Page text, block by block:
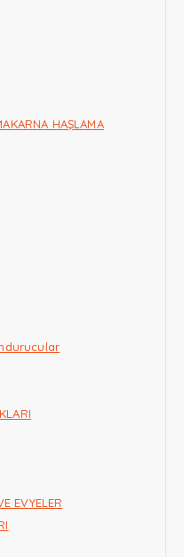
HAŞLAMA
EVYELER